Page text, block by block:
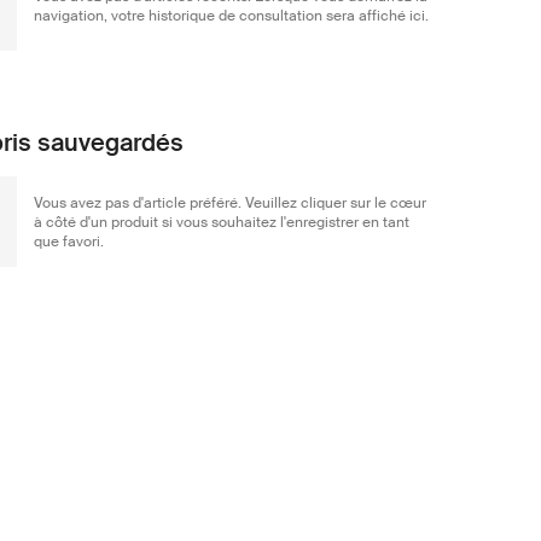
navigation, votre historique de consultation sera affiché ici.
sauvegardés
Vous avez pas d'article préféré. Veuillez cliquer sur le cœur
à côté d'un produit si vous souhaitez l'enregistrer en tant
que favori.